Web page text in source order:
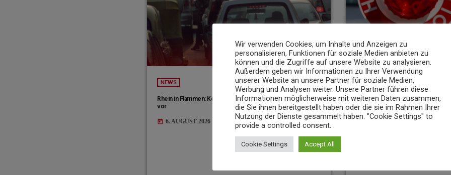
NEWS
Rhein in Flammen: Koblenz bereitet Verkehrsänderungen
vor
today 6. AUGUST 2026
NEWS
23-Jähriger rast mit über 235 km/h
today 6. AUGUST 2026 8
Wir verwenden Cookies, um Inhalte und Anzeigen zu
personalisieren, Funktionen für soziale Medien anbieten zu
können und die Zugriffe auf unsere Website zu analysieren.
Außerdem geben wir Informationen zu Ihrer Verwendung
unserer Website an unsere Partner für soziale Medien,
Werbung und Analysen weiter. Unsere Partner führen diese
Informationen möglicherweise mit weiteren Daten zusammen,
die Sie ihnen bereitgestellt haben oder die sie im Rahmen Ihrer
Nutzung der Dienste gesammelt haben. "Cookie Settings" to
provide a controlled consent.
Cookie Settings Accept All